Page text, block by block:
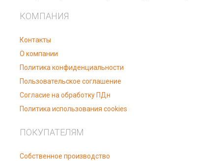
КОМПАНИЯ
Контакты
О компании
Политика конфиденциальности
Пользовательское соглашение
Согласие на обработку ПДн
Политика использования cookies
ПОКУПАТЕЛЯМ
Собственное производство